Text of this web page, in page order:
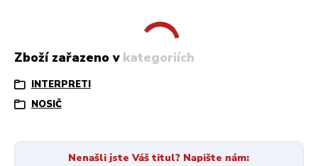
Zboží zařazeno v kategoriích
INTERPRETI
NOSIČ
Nenašli jste Váš titul? Napište nám: